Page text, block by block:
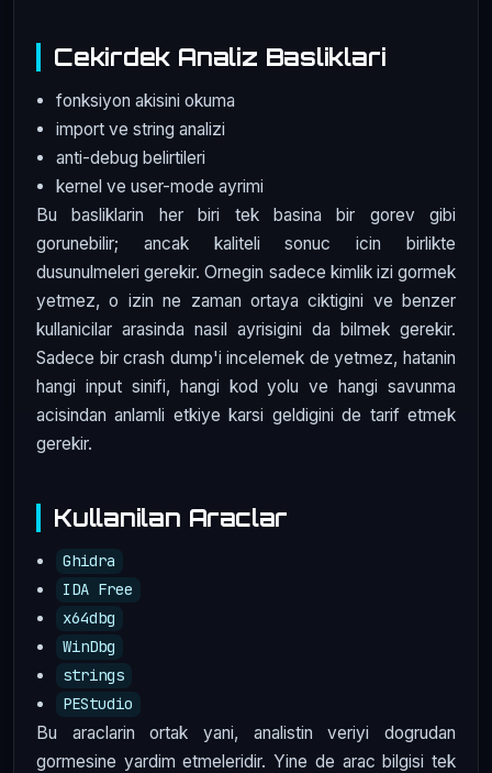
Cekirdek Analiz Basliklari
fonksiyon akisini okuma
import ve string analizi
anti-debug belirtileri
kernel ve user-mode ayrimi
Bu basliklarin her biri tek basina bir gorev gibi
gorunebilir; ancak kaliteli sonuc icin birlikte
dusunulmeleri gerekir. Ornegin sadece kimlik izi gormek
yetmez, o izin ne zaman ortaya ciktigini ve benzer
kullanicilar arasinda nasil ayrisigini da bilmek gerekir.
Sadece bir crash dump'i incelemek de yetmez, hatanin
hangi input sinifi, hangi kod yolu ve hangi savunma
acisindan anlamli etkiye karsi geldigini de tarif etmek
gerekir.
Kullanilan Araclar
Ghidra
IDA Free
x64dbg
WinDbg
strings
PEStudio
Bu araclarin ortak yani, analistin veriyi dogrudan
gormesine yardim etmeleridir. Yine de arac bilgisi tek